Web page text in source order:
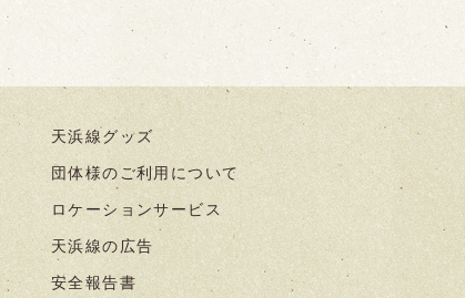
天浜線グッズ
団体様のご利用について
ロケーションサービス
天浜線の広告
安全報告書